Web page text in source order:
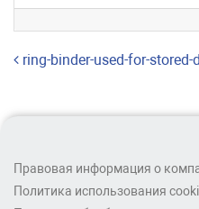
Навигация по
ring-binder-used-for-
Правовая информация о
Политика использования